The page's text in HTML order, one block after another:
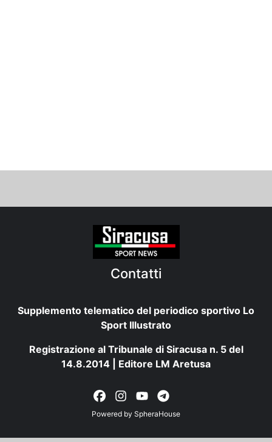
Contatti
Supplemento telematico del periodico sportivo Lo
Sport Illustrato
Registrazione al Tribunale di Siracusa n. 5 del
14.8.2014 | Editore LM Aretusa
Powered by SpheraHouse